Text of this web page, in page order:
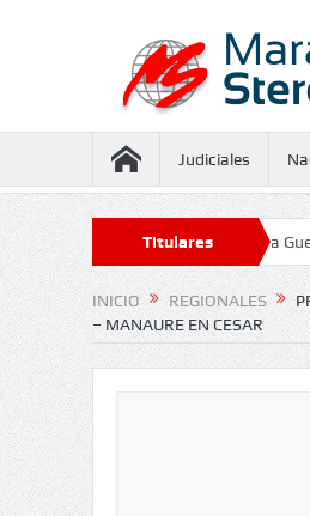
Judiciales
Titulares
contra Juliana Guerrero y
INICIO REGIONALES
– MANAURE EN CESAR